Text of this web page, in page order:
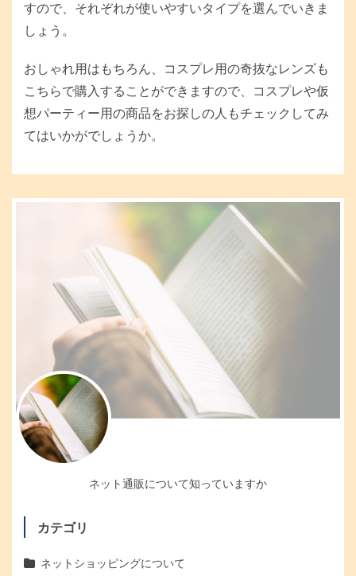
すので、それぞれが使いやすいタイプを選んでいきま
しょう。
おしゃれ用はもちろん、コスプレ用の奇抜なレンズも
こちらで購入することができますので、コスプレや仮
想パーティー用の商品をお探しの人もチェックしてみ
てはいかがでしょうか。
ネット通販について知っていますか
カテゴリ
ネットショッピングについて